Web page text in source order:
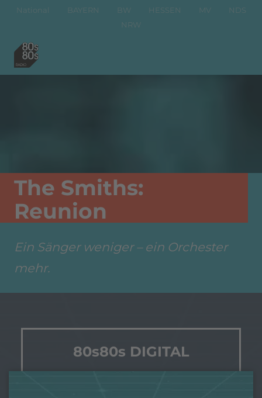
National BAYERN BW HESSEN MV
NDS
NRW
The Smiths:
Reunion
Ein Sänger weniger – ein Orchester
mehr.
80s80s DIGITAL